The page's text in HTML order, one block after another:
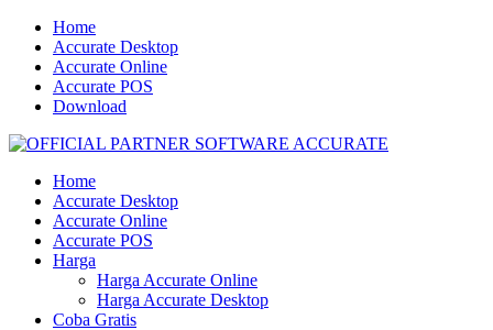
Home
Accurate Desktop
Accurate Online
Accurate POS
Download
Home
Accurate Desktop
Accurate Online
Accurate POS
Harga
Harga Accurate Online
Harga Accurate Desktop
Coba Gratis